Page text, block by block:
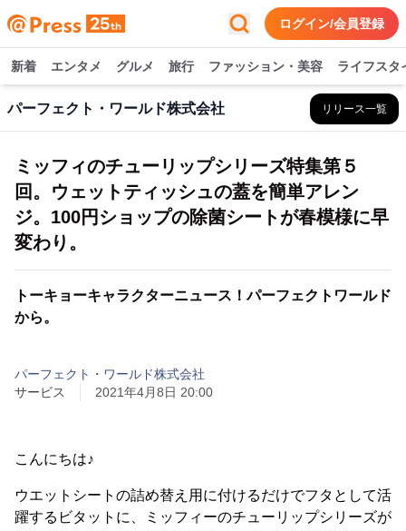
ログイン/会員登録
新着 エンタメ グルメ 旅行 ファッション・美容 ライフスタ
パーフェクト・ワールド株式会社 リリース一覧
ミッフィのチューリップシリーズ特集第５
回。ウェットティッシュの蓋を簡単アレン
ジ。100円ショップの除菌シートが春模様に早
変わり。
トーキョーキャラクターニュース！パーフェクトワールド
から。
パーフェクト・ワールド株式会社
サービス
2021年4月8日 20:00
こんにちは♪
ウエットシートの詰め替え用に付けるだけでフタとして活
躍するビタットに、ミッフィーのチューリップシリーズが